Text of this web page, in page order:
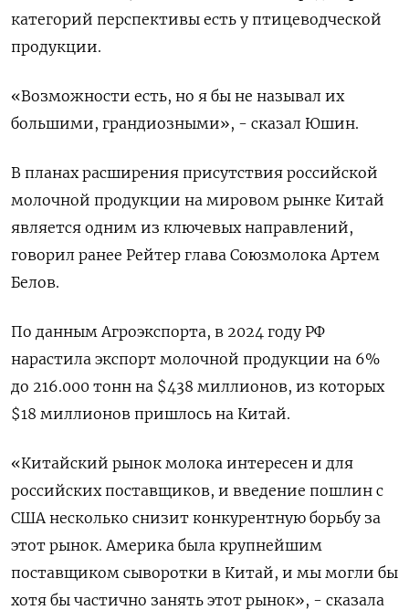
категорий перспективы есть у птицеводческой
продукции.
«Возможности есть, но я бы не называл их
большими, грандиозными», - сказал Юшин.
В планах расширения присутствия российской
молочной продукции на мировом рынке Китай
является одним из ключевых направлений,
говорил ранее Рейтер глава Союзмолока Артем
Белов.
По данным Агроэкспорта, в 2024 году РФ
нарастила экспорт молочной продукции на 6%
до 216.000 тонн на $438 миллионов, из которых
$18 миллионов пришлось на Китай.
«Китайский рынок молока интересен и для
российских поставщиков, и введение пошлин с
США несколько снизит конкурентную борьбу за
этот рынок. Америка была крупнейшим
поставщиком сыворотки в Китай, и мы могли бы
хотя бы частично занять этот рынок», - сказала